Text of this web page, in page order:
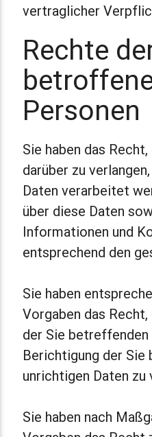
vertraglicher
Rechte
Personen
Sie haben das
darüber zu
Daten verarbeitet
über diese Daten
Informationen und
entsprechend den
Sie haben
Vorgaben das
der Sie
Berichtigung der
unrichtigen Daten zu
Sie haben nach